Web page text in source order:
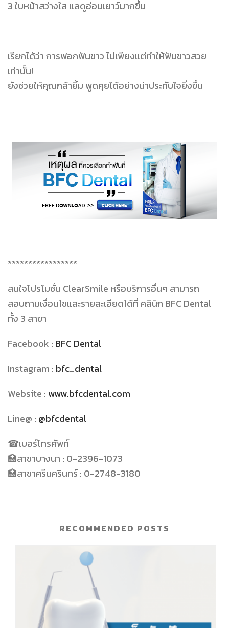
3 ใบหน้าสว่างใส แลดูอ่อนเยาว์มากขึ้น
เรียกได้ว่า การฟอกฟันขาว ไม่เพียงแต่ทำให้ฟันขาวสวย
เท่านั้น!
ยังช่วยให้คุณกล้ายิ้ม พูดคุยได้อย่างน่าประทับใจยิ่งขึ้น
*****************
สนใจโปรโมชั่น ClearSmile หรือบริการอื่นๆ สามารถ
สอบถามเงื่อนไขและรายละเอียดได้ที่ คลินิก BFC Dental
ทั้ง 3 สาขา
Facebook : BFC Dental
Instagram : bfc_dental
Website : www.bfcdental.com
Line@ : @bfcdental
☎เบอร์โทรศัพท์
🏥สาขาบางนา : 0-2396-1073
🏥สาขาศรีนครินทร์: 0-2748-3180
RECOMMENDED POSTS